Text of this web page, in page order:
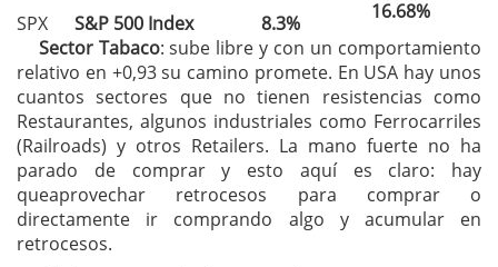
SPX S&P 500 Index 8.3%
16.68%
Sector Tabaco: sube libre y con un comportamiento
relativo en +0,93 su camino promete. En USA hay unos
cuantos sectores que no tienen resistencias como
Restaurantes, algunos industriales como Ferrocarriles
(Railroads) y otros Retailers. La mano fuerte no ha
parado de comprar y esto aquí es claro: hay
queaprovechar retrocesos para comprar o
directamente ir comprando algo y acumular en
retrocesos.